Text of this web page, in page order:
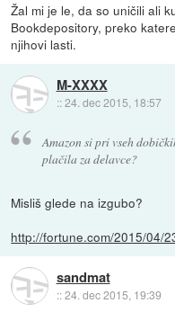
Žal mi je le, da so uničili ali
Bookdepository, preko
njihovi lasti.
M-XXXX
::24. dec 2015, 18:57
Amazon si pri vseh
plačila za delavce?
Misliš glede na izgubo?
http://fortune.com/2015/04/
sandmat
::24. dec 2015, 19:39